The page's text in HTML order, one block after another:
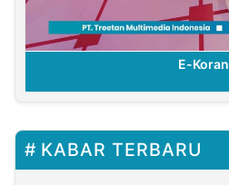
E-Koran
KABAR TERBARU